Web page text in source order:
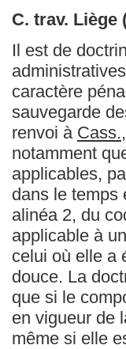
C. trav. Liège
Il est de
caractère
sauvegarde
renvoi à
notamment
applicables,
dans le temps
alinéa 2, du
applicable à
celui où elle a
douce. La
que si le
en vigueur de
même si elle